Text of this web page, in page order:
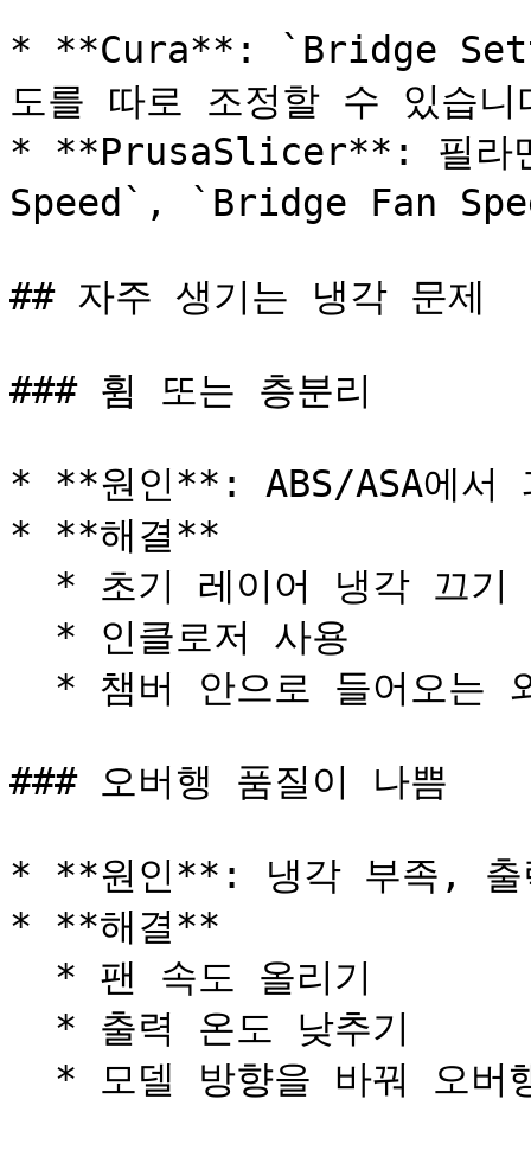
* **Cura**: `Bridge
도를 따로 조정할 수 있습
* **PrusaSlicer**: 필라
Speed`, `Bridge Fan
## 자주 생기는 냉각 문제
### 휨 또는 층분리
* **원인**: ABS/ASA에서
* **해결**
### 오버행 품질이 나쁨
* **원인**: 냉각 부족, 출
* **해결**